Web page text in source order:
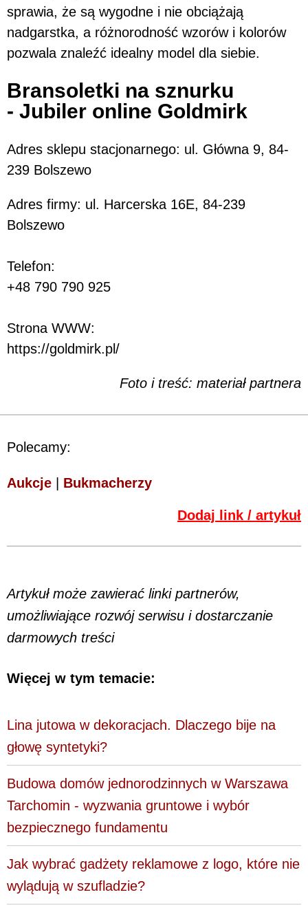
sprawia, że są wygodne i nie obciążają
nadgarstka, a różnorodność wzorów i kolorów
pozwala znaleźć idealny model dla siebie.
Bransoletki na sznurku
- Jubiler online Goldmirk
Adres sklepu stacjonarnego: ul. Główna 9, 84-
239 Bolszewo
Adres firmy: ul. Harcerska 16E, 84-239
Bolszewo
Telefon:
+48 790 790 925
Strona WWW:
https://goldmirk.pl/
Foto i treść: materiał partnera
Polecamy:
Aukcje Bukmacherzy
Dodaj link / artykuł
Artykuł może zawierać linki partnerów,
umożliwiające rozwój serwisu i dostarczanie
darmowych treści
Więcej w tym temacie:
Lina jutowa w dekoracjach. Dlaczego bije na
głowę syntetyki?
Budowa domów jednorodzinnych w Warszawa
Tarchomin - wyzwania gruntowe i wybór
bezpiecznego fundamentu
Jak wybrać gadżety reklamowe z logo, które nie
wylądują w szufladzie?